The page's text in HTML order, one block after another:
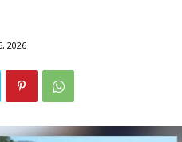
2026